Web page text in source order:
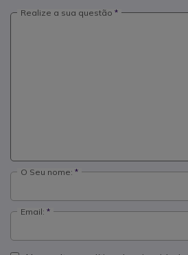
Realize a sua questão
O Seu nome:
Email: